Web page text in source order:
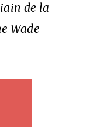
de la
Wade